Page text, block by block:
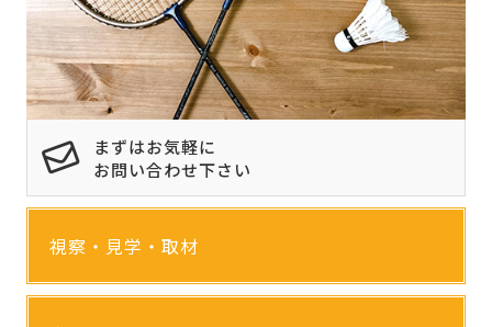
まずはお気軽に
お問い合わせ下さい
視察・見学・取材